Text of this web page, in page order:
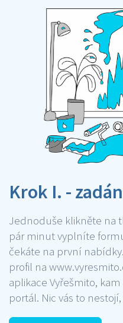
Krok I. -
Jednoduše klikněte na
pár minut vyplníte
čekáte na první
profil na
aplikace Vyřešmito,
portál. Nic vás to